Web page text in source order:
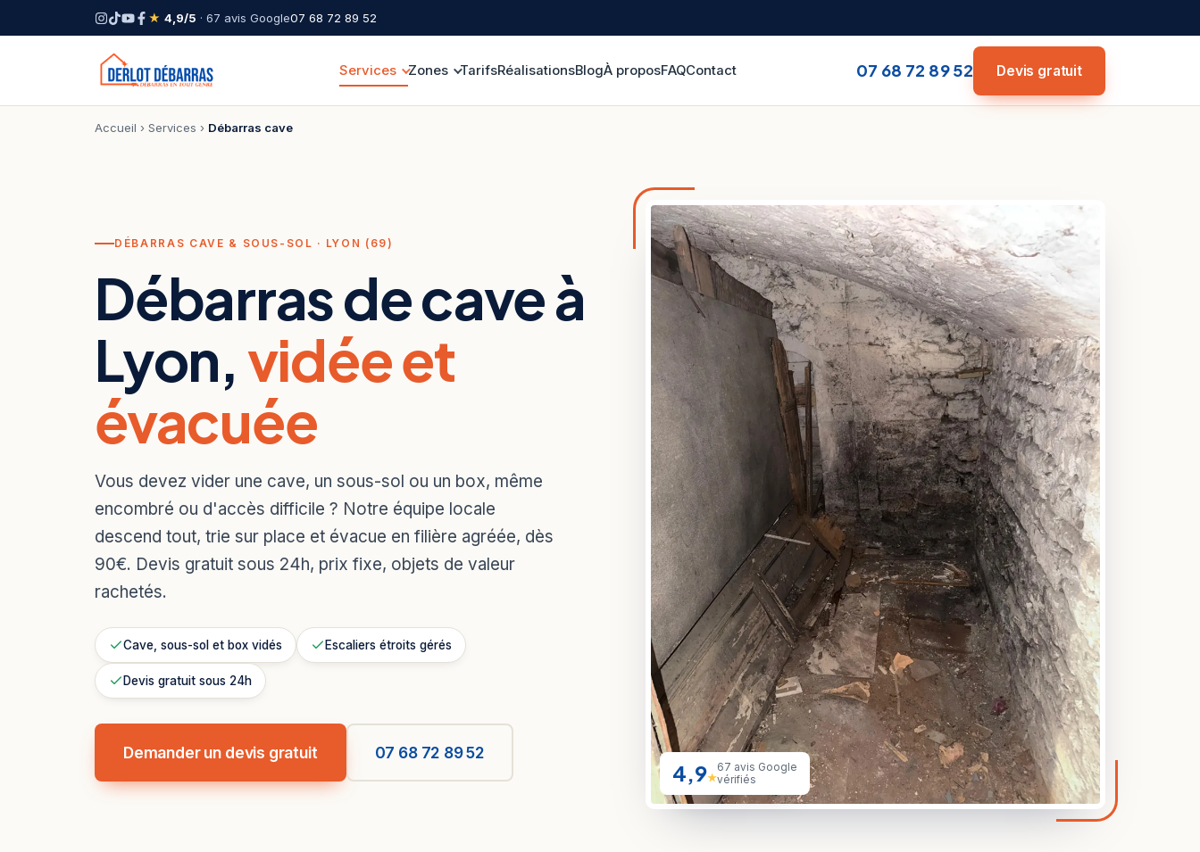
★ 4,9/5 · 67 avis Google07 68 72 89 52
Services Zones TarifsRéalisationsBlogÀ proposFAQContact 07 68 72 89 52 Devis gratuit
Accueil › Services › Débarras cave
DÉBARRAS CAVE & SOUS-SOL · LYON (69)
Débarras de cave à
Lyon,vidée et
évacuée
Vous devez vider une cave, un sous-sol ou un box, même
encombré ou d'accès difficile ? Notre équipe locale
descend tout, trie sur place et évacue en filière agréée, dès
90€. Devis gratuit sous 24h, prix fixe, objets de valeur
rachetés.
Cave, sous-sol et box vidés Escaliers étroits gérés
Devis gratuit sous 24h
Demander un devis gratuit 07 68 72 89 52
4,9★
67 avis Google
vérifiés